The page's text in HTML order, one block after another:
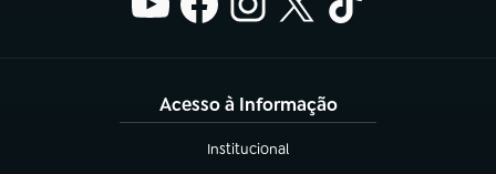
Acesso à Informação
Institucional
(abre em nova aba)